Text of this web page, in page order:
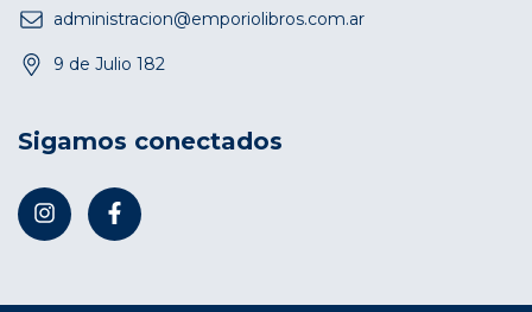
administracion@emporiolibros.com.ar
9 de Julio 182
Sigamos conectados